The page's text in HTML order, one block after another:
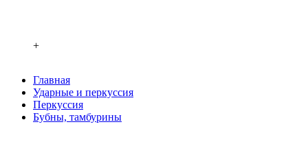
+
Главная
Ударные и перкуссия
Перкуссия
Бубны, тамбурины